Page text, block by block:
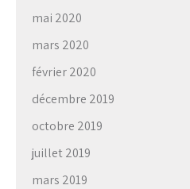
mai 2020
mars 2020
février 2020
décembre 2019
octobre 2019
juillet 2019
mars 2019